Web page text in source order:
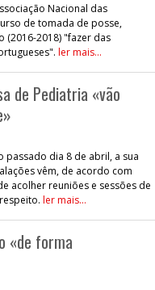
Nacional das
de tomada de posse,
2018) "fazer das
ler mais...
de Pediatria «vão
passado dia 8 de abril, a sua
vêm, de acordo com
acolher reuniões e sessões de
ler mais...
«de forma